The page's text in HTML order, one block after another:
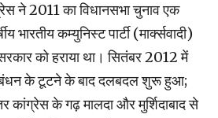
ने 2011 का विधानसभा चुनाव एक
भारतीय कम्युनिस्ट पार्टी (मार्क्सवादी)
सरकार को हराया था। सितंबर 2012 में
के टूटने के बाद दलबदल शुरू हुआ;
कांग्रेस के गढ़ मालदा और मुर्शिदाबाद से